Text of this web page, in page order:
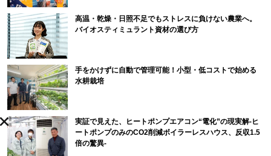
高温・乾燥・日照不足でもストレスに負けない農業へ。
バイオスティミュラント資材の選び方
手をかけずに自動で管理可能！小型・低コストで始める
水耕栽培
実証で見えた、ヒートポンプエアコン“電化”の現実解-ヒ
ートポンプのみのCO2削減ボイラーレスハウス、反収1.5
倍の驚異-